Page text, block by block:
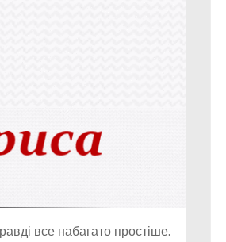
все набагато простіше.